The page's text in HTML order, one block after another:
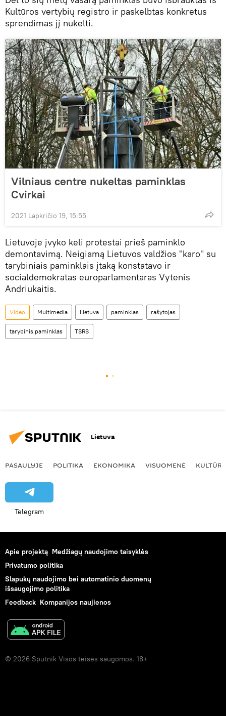
Kultūros vertybių registro ir paskelbtas konkretus
sprendimas jį nukelti.
Vilniaus centre nukeltas paminklas
Cvirkai
2021 Lapkričio 19, 15:55
Lietuvoje įvyko keli protestai prieš paminklo
demontavimą. Neigiamą Lietuvos valdžios "karo" su
tarybiniais paminklais įtaką konstatavo ir
socialdemokratas europarlamentaras Vytenis
Andriukaitis.
Video Multimedia Lietuva paminklas rašytojas
tarybinis paminklas TSRS
Lietuva
PASAULYJE POLITIKA EKONOMIKA VISUOMENĖ KULTŪRA
Telegram
Apie projektą Medžiagų naudojimo taisyklės
Privatumo politika
Slapukų naudojimo bei automatinio duomenų
išsaugojimo politika
Feedback Kompanijos naujienos
© 2026 Sputnik Visos teisės saugomos. 18+